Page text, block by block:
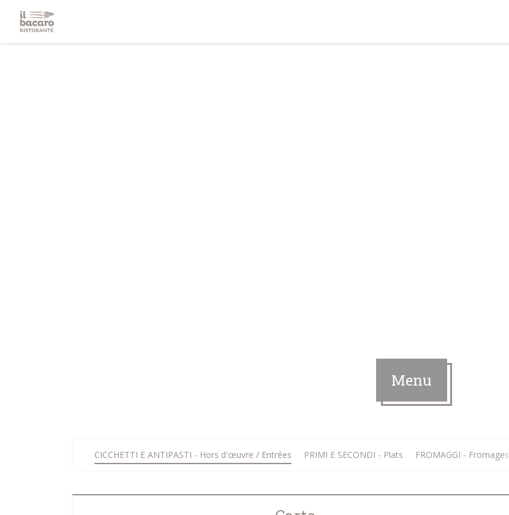
Menu
CICCHETTI E ANTIPASTI - Hors d'œuvre / Entrées PRIMI E SECONDI - Plats FROMAGGI - Fromages